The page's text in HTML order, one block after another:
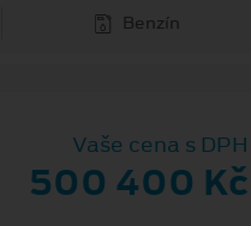
Benzín
Vaše cena s DPH
500 400 Kč